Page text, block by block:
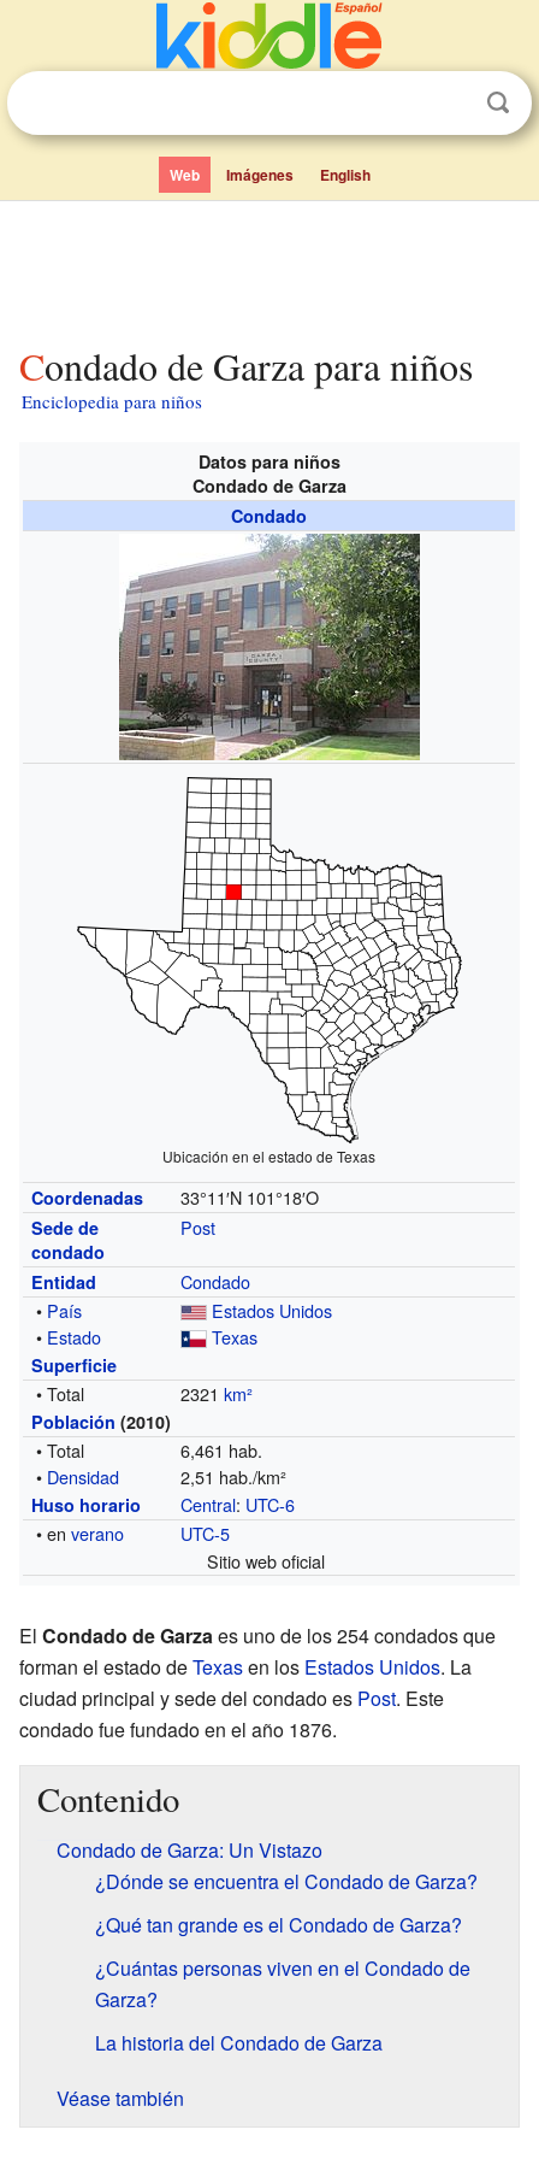
Web Imágenes English
Condado de Garza para niños
Enciclopedia para niños
Datos para niños
Condado de Garza
Condado
Ubicación en el estado de Texas
Coordenadas 33°11′N 101°18′O
Sede de
condado
Post
Entidad
Condado
• País
Estados Unidos
• Estado Texas
Superficie
• Total 2321km²
Población (2010)
• Total
6,461 hab.
• Densidad 2,51 hab./km²
Huso horario Central: UTC-6
• enverano
UTC-5
Sitio web oficial
El Condado de Garzaes uno de los 254 condados que
forman el estado deTexasen los Estados Unidos. La
ciudad principal y sede del condado es Post. Este
condado fue fundado en el año 1876.
Contenido
Condado de Garza: Un Vistazo
¿Dónde se encuentra el Condado de Garza?
¿Qué tan grande es el Condado de Garza?
¿Cuántas personas viven en el Condado de
Garza?
La historia del Condado de Garza
Véase también